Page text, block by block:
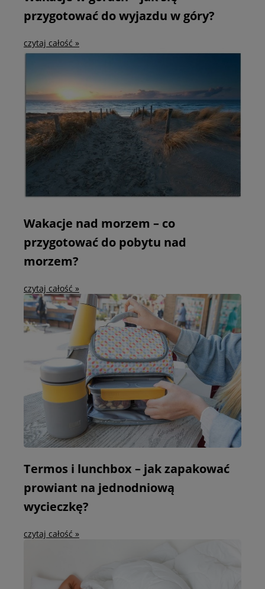
przygotować do wyjazdu w góry?
czytaj całość »
Wakacje nad morzem – co
przygotować do pobytu nad
morzem?
czytaj całość »
Termos i lunchbox – jak zapakować
prowiant na jednodniową
wycieczkę?
czytaj całość »